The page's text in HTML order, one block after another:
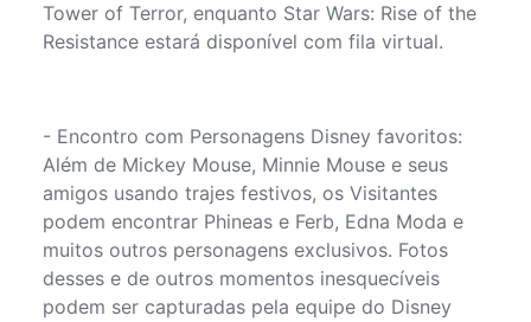
Tower of Terror, enquanto Star Wars: Rise of the
Resistance estará disponível com fila virtual.
- Encontro com Personagens Disney favoritos:
Além de Mickey Mouse, Minnie Mouse e seus
amigos usando trajes festivos, os Visitantes
podem encontrar Phineas e Ferb, Edna Moda e
muitos outros personagens exclusivos. Fotos
desses e de outros momentos inesquecíveis
podem ser capturadas pela equipe do Disney